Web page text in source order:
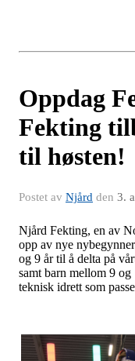
Oppdag
Fekting
til høsten!
Postet av Njård den 3.
Njård Fekting, en av
opp av nye
og 9 år til å delta på
samt barn mellom 9
teknisk idrett som